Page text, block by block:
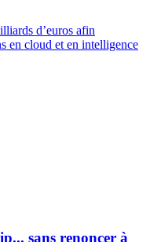
d’euros afin
en cloud et en intelligence
sans renoncer à